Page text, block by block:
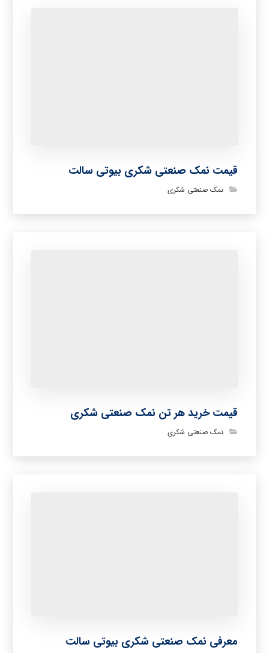
قیمت نمک صنعتی شکری بیوتی سالت
نمک صنعتی شکری
قیمت خرید هر تن نمک صنعتی شکری
نمک صنعتی شکری
معرفی نمک صنعتی شکری بیوتی سالت